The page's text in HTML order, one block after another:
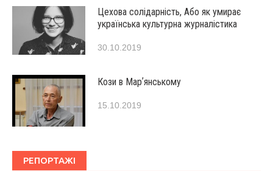
Цехова солідарність, Або як умирає
українська культурна журналістика
30.10.2019
Кози в Марʼянському
15.10.2019
РЕПОРТАЖІ